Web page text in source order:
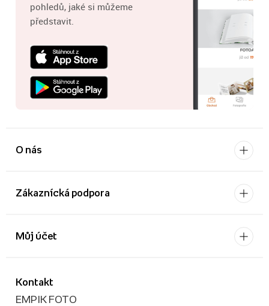
pohledů, jaké si můžeme
představit.
O nás
Zákaznícká podpora
Kontakt
EMPIK FOTO
Můj účet